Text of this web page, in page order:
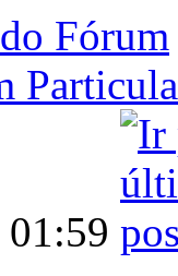
Fórum
01:59